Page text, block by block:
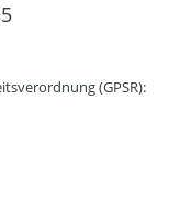
(GPSR):